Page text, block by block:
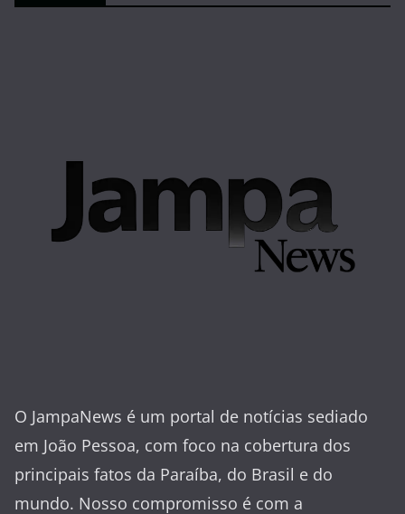
O JampaNews é um portal de notícias sediado
em João Pessoa, com foco na cobertura dos
principais fatos da Paraíba, do Brasil e do
mundo. Nosso compromisso é com a